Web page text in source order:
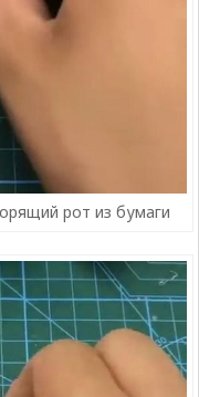
рот из бумаги